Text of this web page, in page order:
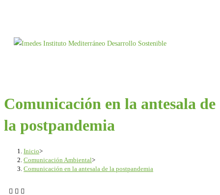
Comunicación en la antesala de
la postpandemia
Inicio>
Comunicación Ambiental>
Comunicación en la antesala de la postpandemia